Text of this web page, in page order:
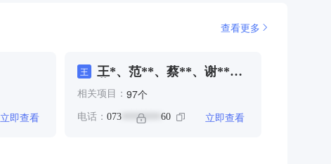
查看更多
立即查看
王
王*、范**、蔡**、谢**、
相关项目： 97个
电话： 073******** 60 立即查看